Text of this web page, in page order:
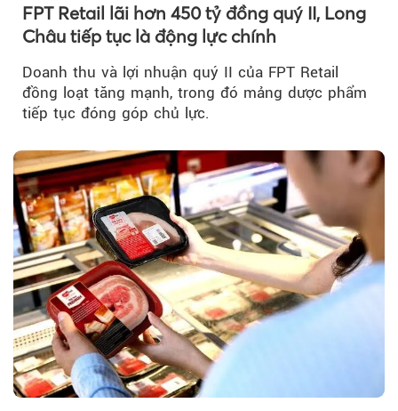
FPT Retail lãi hơn 450 tỷ đồng quý II, Long
Châu tiếp tục là động lực chính
Doanh thu và lợi nhuận quý II của FPT Retail
đồng loạt tăng mạnh, trong đó mảng dược phẩm
tiếp tục đóng góp chủ lực.